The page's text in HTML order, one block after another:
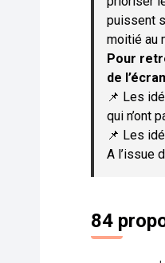
puissent
moitié au
Pour
de
📌 Les
qui n’ont
📌 Les
A l’issue
84